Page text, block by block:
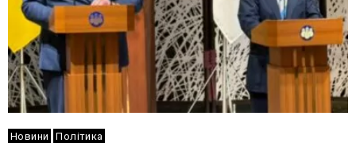
Новини Політика